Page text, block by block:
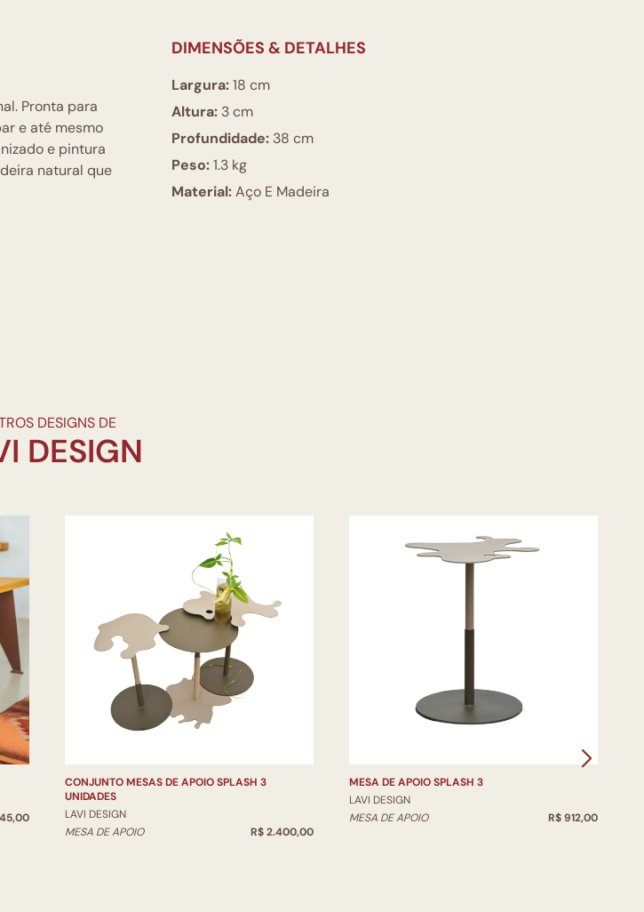
Pronta para
e até mesmo
e pintura
natural que
DIMENSÕES & DETALHES
Largura:18 cm
Altura: 3 cm
Profundidade: 38 cm
Peso:1.3 kg
Material:Aço E Madeira
DESIGNS DE
CONJUNTO MESAS DE APOIO SPLASH 3
UNIDADES
LAVI DESIGN
MESA DE APOIO
R$ 2.400,00
MESA DE APOIO SPLASH 3
LAVI DESIGN
MESA DE APOIO
R$ 912,00